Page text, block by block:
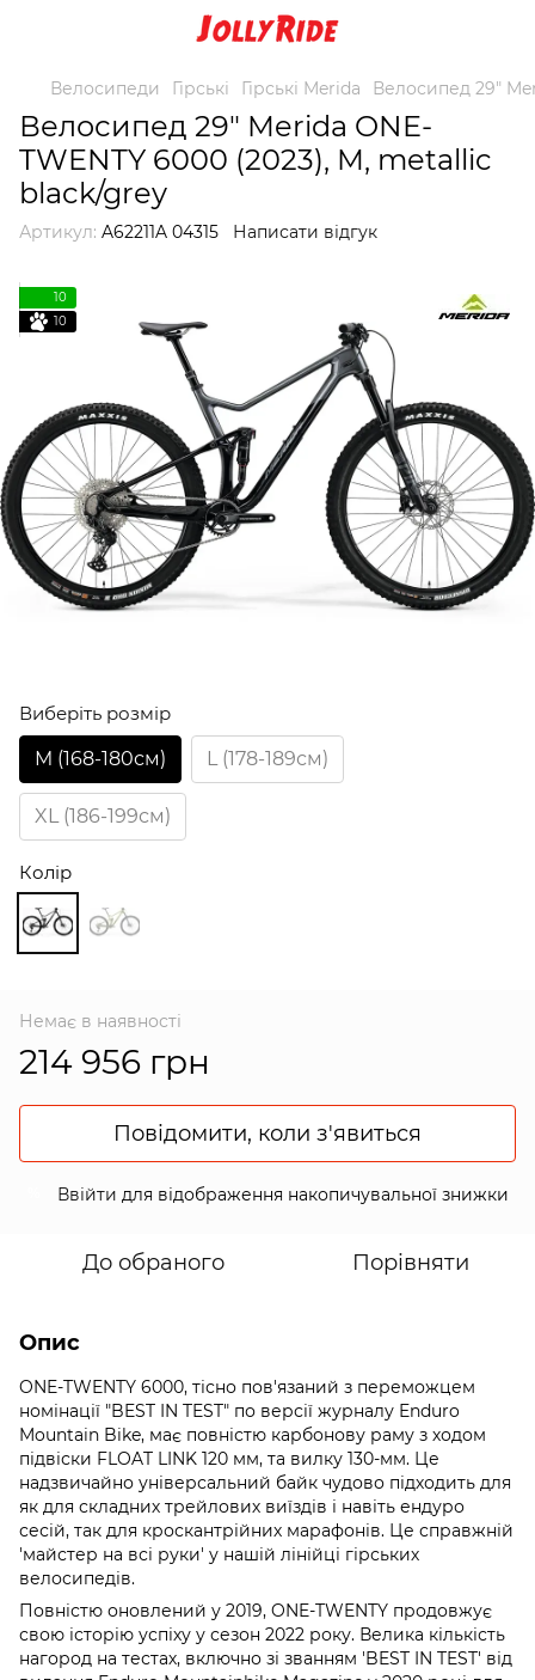
Велосипеди Гірські Гірські Merida Велосипед 29"
Велосипед 29" Merida ONE-
TWENTY 6000 (2023), M, metallic
black/grey
Артикул: A62211A 04315 Написати відгук
10
10
Виберіть розмір
M (168-180см)
L (178-189см)
XL (186-199см)
Колір
Немає в наявності
214 956 грн
Повідомити, коли з'явиться
Ввійти для відображення накопичувальної знижки
До обраного Порівняти
Опис
ONE-TWENTY 6000, тісно пов'язаний з переможцем
номінації "BEST IN TEST" по версії журналу Enduro
Mountain Bike, має повністю карбонову раму з ходом
підвіски FLOAT LINK 120 мм, та вилку 130-мм. Це
надзвичайно універсальний байк чудово підходить для
як для складних трейлових виїздів і навіть ендуро
сесій, так для кроскантрійних марафонів. Це справжній
'майстер на всі руки' у нашій лінійці гірських
велосипедів.
Повністю оновлений у 2019, ONE-TWENTY продовжує
свою історію успіху у сезон 2022 року. Велика кількість
нагород на тестах, включно зі званням 'BEST IN TEST' від